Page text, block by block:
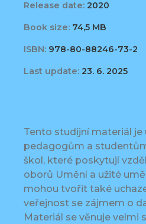
Release date: 2020
Book size: 74,5 MB
ISBN: 978-80-88246-73-2
Last update: 23. 6. 2025
Tento studijní materiál je
pedagogům a
škol, které poskytují
oborů Umění a užité
mohou tvořit také
veřejnost se zájmem o
Materiál se věnuje velmi